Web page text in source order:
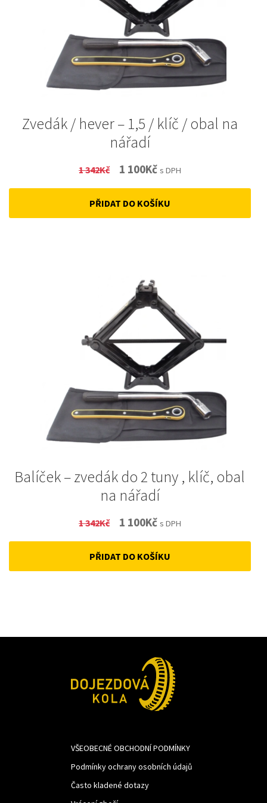
Zvedák / hever – 1,5 / klíč / obal na
nářadí
1 342Kč
Original
price
was:
1 100KčCurrent
price
is:
s DPH
PŘIDAT DO KOŠÍKU
Balíček – zvedák do 2 tuny , klíč, obal
na nářadí
1 342Kč
Original
price
was:
1 100KčCurrent
price
is:
s DPH
PŘIDAT DO KOŠÍKU
VŠEOBECNÉ OBCHODNÍ PODMÍNKY
Podmínky ochrany osobních údajů
Často kladené dotazy